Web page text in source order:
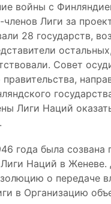
войны с
членов Лиги за
28 государств,
Совет
правительства,
Лиги Наций
года была созвана
Наций в Женеве.
о передаче
в Организацию